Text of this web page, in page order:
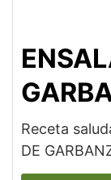
Receta
DE